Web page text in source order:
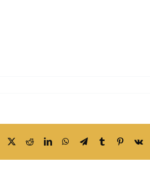
Facebook
X RedditLinkedInWhatsApp
TelegramTumblr Pinterest
Vk